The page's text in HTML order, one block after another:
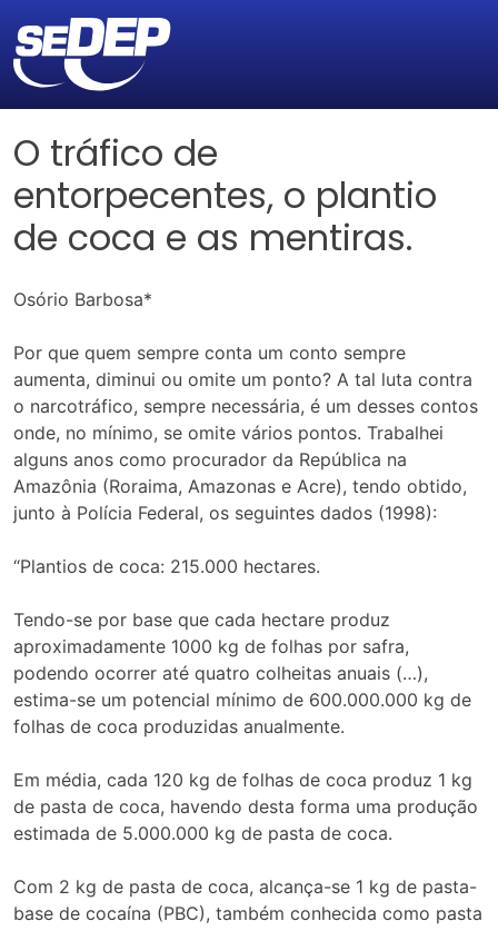
O tráfico de
entorpecentes, o plantio
de coca e as mentiras.
Osório Barbosa*
Por que quem sempre conta um conto sempre
aumenta, diminui ou omite um ponto? A tal luta contra
o narcotráfico, sempre necessária, é um desses contos
onde, no mínimo, se omite vários pontos. Trabalhei
alguns anos como procurador da República na
Amazônia (Roraima, Amazonas e Acre), tendo obtido,
junto à Polícia Federal, os seguintes dados (1998):
“Plantios de coca: 215.000 hectares.
Tendo-se por base que cada hectare produz
aproximadamente 1000 kg de folhas por safra,
podendo ocorrer até quatro colheitas anuais (…),
estima-se um potencial mínimo de 600.000.000 kg de
folhas de coca produzidas anualmente.
Em média, cada 120 kg de folhas de coca produz 1 kg
de pasta de coca, havendo desta forma uma produção
estimada de 5.000.000 kg de pasta de coca.
Com 2 kg de pasta de coca, alcança-se 1 kg de pasta-
base de cocaína (PBC), também conhecida como pasta